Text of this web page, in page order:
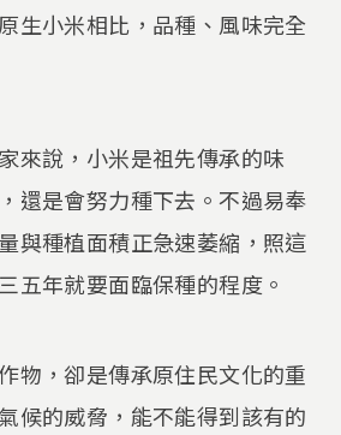
生小米相比，品種、風味完全
來說，小米是祖先傳承的味
還是會努力種下去。不過易奉
與種植面積正急速萎縮，照這
五年就要面臨保種的程度。
物，卻是傳承原住民文化的重
候的威脅，能不能得到該有的